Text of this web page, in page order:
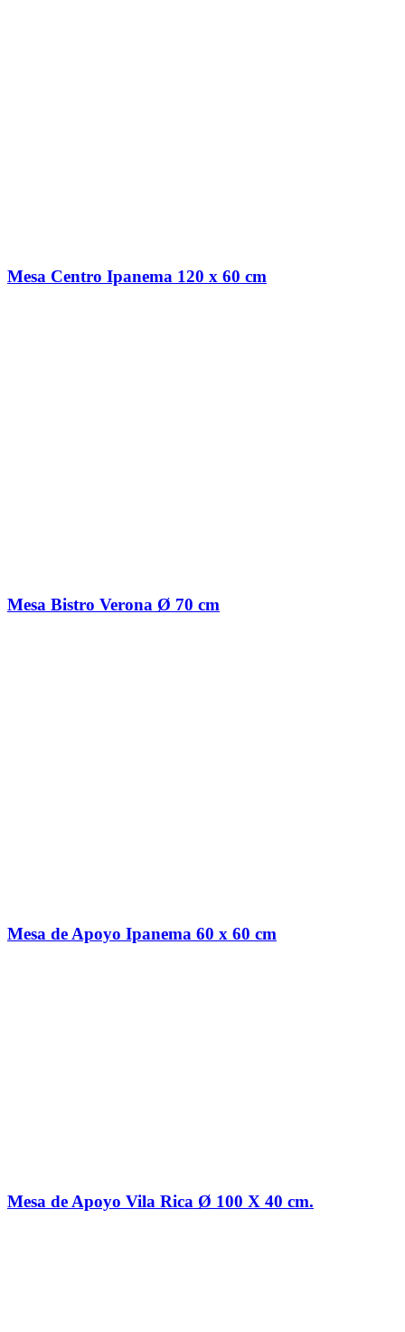
Mesa Centro Ipanema 120 x 60 cm
Mesa Bistro Verona Ø 70 cm
Mesa de Apoyo Ipanema 60 x 60 cm
Mesa de Apoyo Vila Rica Ø 100 X 40 cm.